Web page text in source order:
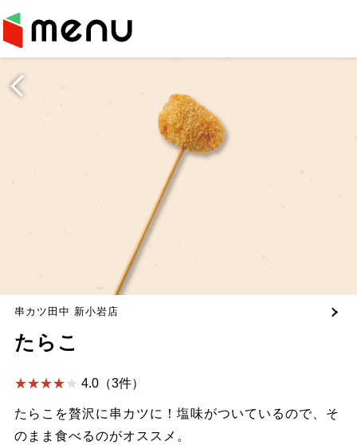
串カツ田中 新小岩店
たらこ
4.0（3件）
たらこを贅沢に串カツに！塩味がついているので、そ
のまま食べるのがオススメ。